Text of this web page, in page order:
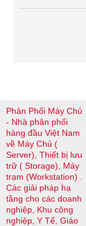
Phân Phối Máy Chủ
- Nhà phân phối
hàng đầu Việt Nam
về Máy Chủ (
Server), Thiết bị lưu
trữ ( Storage), Máy
trạm (Workstation) .
Các giải pháp hạ
tầng cho các doanh
nghiệp, Khu công
nghiệp, Y Tế, Giáo